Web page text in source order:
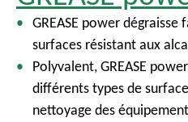
GREASE power
surfaces résistant aux
Polyvalent, GREASE
différents types de
nettoyage des